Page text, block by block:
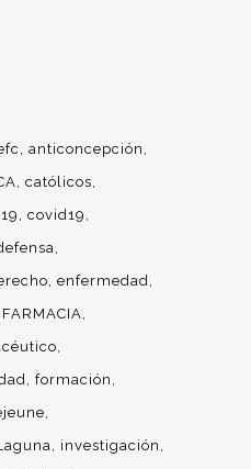
anticoncepción
católicos
covid19
enfermedad
FARMACIA
formación
investigación